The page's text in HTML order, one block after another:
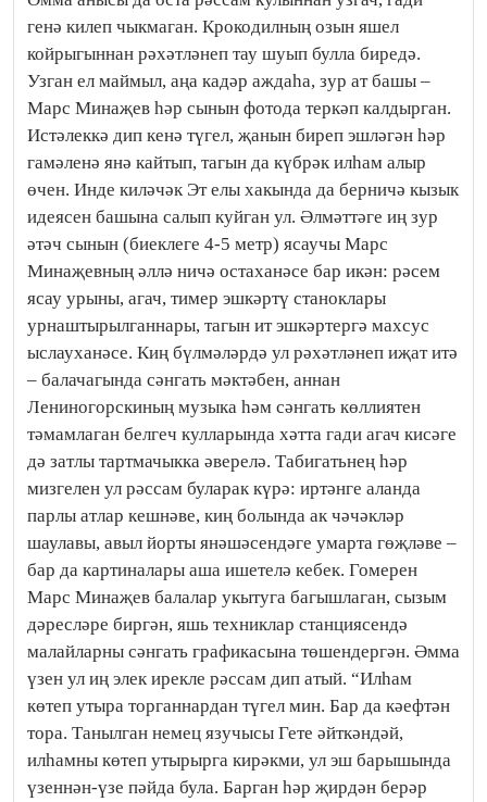
генә килеп чыкмаган. Крокодилның озын яшел
койрыгыннан рәхәтләнеп тау шуып булла биредә.
Узган ел маймыл, аңа кадәр аждаһа, зур ат башы –
Марс Минаҗев һәр сынын фотода теркәп калдырган.
Истәлеккә дип кенә түгел, җанын биреп эшләгән һәр
гамәленә янә кайтып, тагын да күбрәк илһам алыр
өчен. Инде киләчәк Эт елы хакында да берничә кызык
идеясен башына салып куйган ул. Әлмәттәге иң зур
әтәч сынын (биеклеге 4-5 метр) ясаучы Марс
Минаҗевның әллә ничә остаханәсе бар икән: рәсем
ясау урыны, агач, тимер эшкәртү станоклары
урнаштырылганнары, тагын ит эшкәртергә махсус
ыслауханәсе. Киң бүлмәләрдә ул рәхәтләнеп иҗат итә
– балачагында сәнгать мәктәбен, аннан
Лениногорскиның музыка һәм сәнгать көллиятен
тәмамлаган белгеч кулларында хәтта гади агач кисәге
дә затлы тартмачыкка әверелә. Табигатьнең һәр
мизгелен ул рәссам буларак күрә: иртәнге аланда
парлы атлар кешнәве, киң болында ак чәчәкләр
шаулавы, авыл йорты янәшәсендәге умарта гөҗләве –
бар да картиналары аша ишетелә кебек. Гомерен
Марс Минаҗев балалар укытуга багышлаган, сызым
дәресләре биргән, яшь техниклар станциясендә
малайларны сәнгать графикасына төшендергән. Әмма
үзен ул иң элек ирекле рәссам дип атый. “Илһам
көтеп утыра торганнардан түгел мин. Бар да кәефтән
тора. Танылган немец язучысы Гете әйткәндәй,
илһамны көтеп утырырга кирәкми, ул эш барышында
үзеннән-үзе пәйда була. Барган һәр җирдән берәр